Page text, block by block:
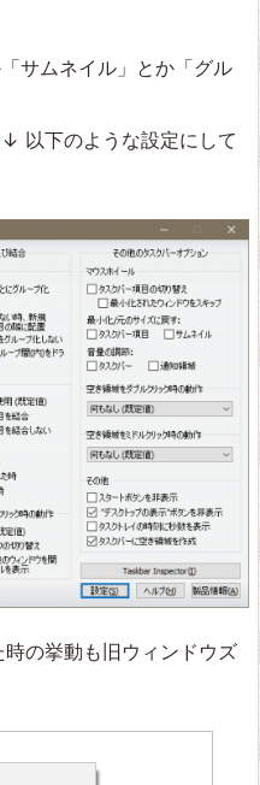
サムネイル」とか「グル
以下のような設定にして
の挙動も旧ウィンドウズ